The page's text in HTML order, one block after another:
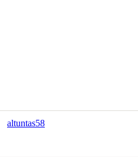
altuntas58